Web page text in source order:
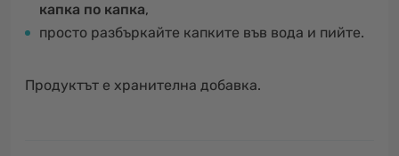
капка по капка,
просто разбъркайте капките във вода и пийте.
Продуктът е хранителна добавка.